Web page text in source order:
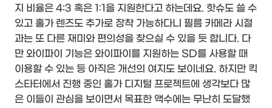
지 비율은 4:3 혹은 1:1을 지원한다고 하는데요. 핫슈도 쓸 수
있고 홀가 렌즈도 추가로 장착 가능하다니 필름 카메라 시절
과는 또 다른 재미와 편의성을 찾으실 수 있을 듯 합니다. 다
만 와이파이 기능은 와이파이를 지원하는 SD를 사용할 때
이용할 수 있는 등 아직은 개선의 여지도 보이네요. 하지만 킥
스타터에서 진행 중인 홀가 디지털 프로젝트에 생각보다 많
은 이들이 관심을 보이면서 목표한 액수에는 무난히 도달했